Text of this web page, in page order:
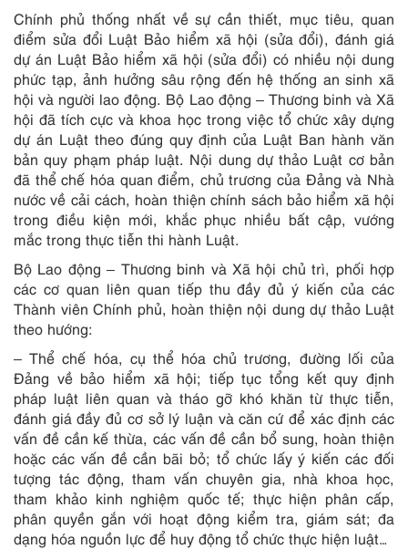
Chính phủ thống nhất về sự cần thiết, mục tiêu, quan
điểm sửa đổi Luật Bảo hiểm xã hội (sửa đổi), đánh giá
dự án Luật Bảo hiểm xã hội (sửa đổi) có nhiều nội dung
phức tạp, ảnh hưởng sâu rộng đến hệ thống an sinh xã
hội và người lao động. Bộ Lao động – Thương binh và Xã
hội đã tích cực và khoa học trong việc tổ chức xây dựng
dự án Luật theo đúng quy định của Luật Ban hành văn
bản quy phạm pháp luật. Nội dung dự thảo Luật cơ bản
đã thể chế hóa quan điểm, chủ trương của Đảng và Nhà
nước về cải cách, hoàn thiện chính sách bảo hiểm xã hội
trong điều kiện mới, khắc phục nhiều bất cập, vướng
mắc trong thực tiễn thi hành Luật.
Bộ Lao động – Thương binh và Xã hội chủ trì, phối hợp
các cơ quan liên quan tiếp thu đầy đủ ý kiến của các
Thành viên Chính phủ, hoàn thiện nội dung dự thảo Luật
theo hướng:
– Thể chế hóa, cụ thể hóa chủ trương, đường lối của
Đảng về bảo hiểm xã hội; tiếp tục tổng kết quy định
pháp luật liên quan và tháo gỡ khó khăn từ thực tiễn,
đánh giá đầy đủ cơ sở lý luận và căn cứ để xác định các
vấn đề cần kế thừa, các vấn đề cần bổ sung, hoàn thiện
hoặc các vấn đề cần bãi bỏ; tổ chức lấy ý kiến các đối
tượng tác động, tham vấn chuyên gia, nhà khoa học,
tham khảo kinh nghiệm quốc tế; thực hiện phân cấp,
phân quyền gắn với hoạt động kiểm tra, giám sát; đa
dạng hóa nguồn lực để huy động tổ chức thực hiện luật…